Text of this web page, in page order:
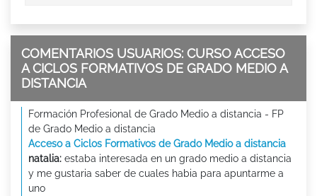
COMENTARIOS USUARIOS: CURSO ACCESO
A CICLOS FORMATIVOS DE GRADO MEDIO A
DISTANCIA
Formación Profesional de Grado Medio a distancia - FP
de Grado Medio a distancia
Acceso a Ciclos Formativos de Grado Medio a distancia
natalia: estaba interesada en un grado medio a distancia
y me gustaria saber de cuales habia para apuntarme a
uno